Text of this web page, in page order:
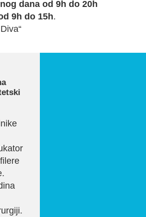
dana od 9h do 20h
9h do 15h.